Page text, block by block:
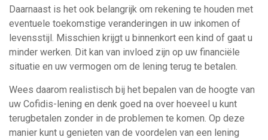
Daarnaast is het ook belangrijk om rekening te houden met
eventuele toekomstige veranderingen in uw inkomen of
levensstijl. Misschien krijgt u binnenkort een kind of gaat u
minder werken. Dit kan van invloed zijn op uw financiële
situatie en uw vermogen om de lening terug te betalen.
Wees daarom realistisch bij het bepalen van de hoogte van
uw Cofidis-lening en denk goed na over hoeveel u kunt
terugbetalen zonder in de problemen te komen. Op deze
manier kunt u genieten van de voordelen van een lening